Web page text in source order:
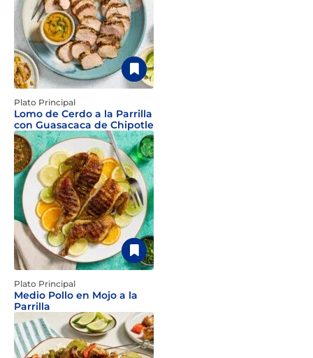
Plato Principal
Lomo de Cerdo a la Parrilla
con Guasacaca de Chipotle
Plato Principal
Medio Pollo en Mojo a la
Parrilla